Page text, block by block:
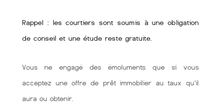
Rappel : les courtiers sont soumis à une obligation
de conseil et une étude reste gratuite.
Vous ne engagé des émoluments que si vous
acceptez une offre de prêt immobilier au taux qu'il
aura ou obtenir.